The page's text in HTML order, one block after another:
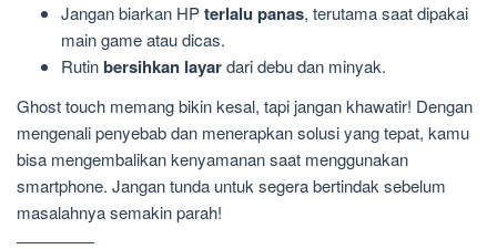
Jangan biarkan HPterlalu panas, terutama saat dipakai
main game atau dicas.
Rutinbersihkan layardari debu dan minyak.
Ghost touch memang bikin kesal, tapi jangan khawatir! Dengan
mengenali penyebab dan menerapkan solusi yang tepat, kamu
bisa mengembalikan kenyamanan saat menggunakan
smartphone. Jangan tunda untuk segera bertindak sebelum
masalahnya semakin parah!